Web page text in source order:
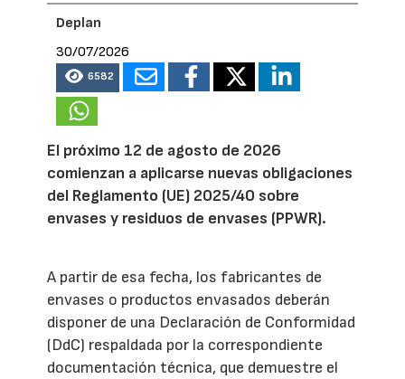
Deplan
30/07/2026
6582
El próximo 12 de agosto de 2026
comienzan a aplicarse nuevas obligaciones
del Reglamento (UE) 2025/40 sobre
envases y residuos de envases (PPWR).
A partir de esa fecha, los fabricantes de
envases o productos envasados deberán
disponer de una Declaración de Conformidad
(DdC) respaldada por la correspondiente
documentación técnica, que demuestre el